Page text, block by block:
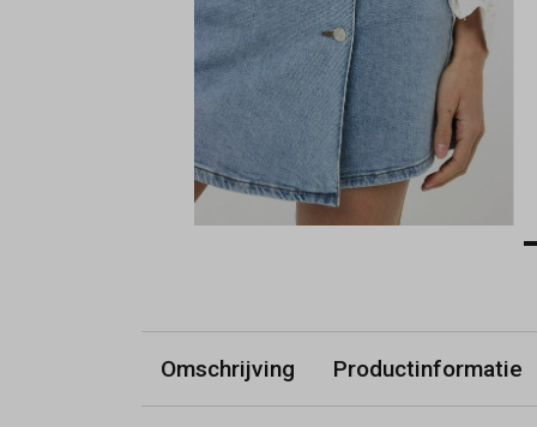
Omschrijving Productinformatie